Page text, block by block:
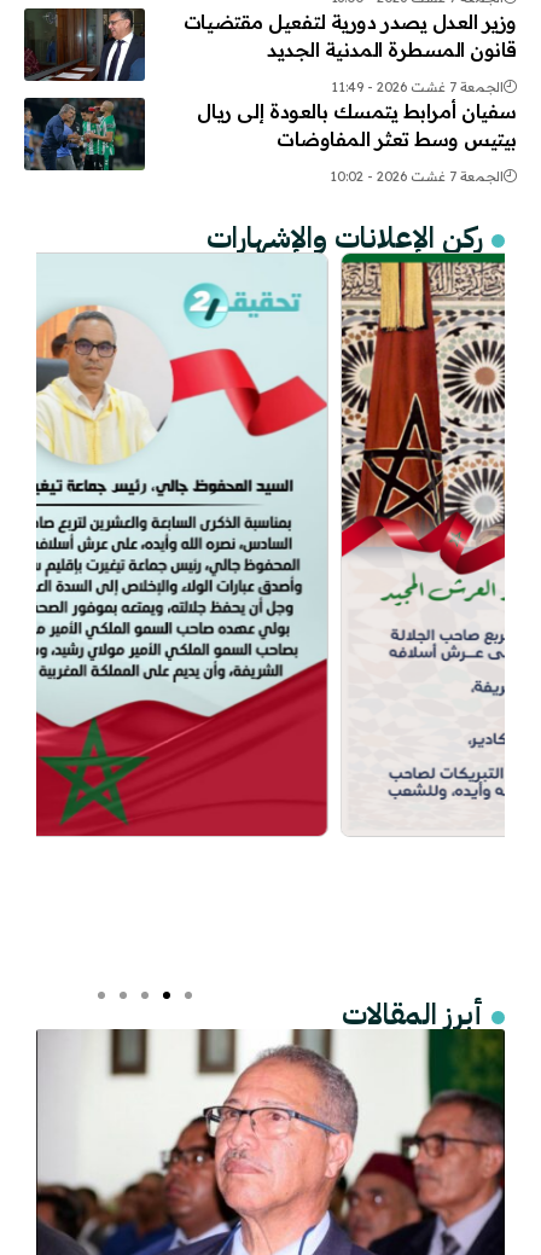
وزير العدل يصدر دورية لتفعيل مقتضيات
قانون المسطرة المدنية الجديد
الجمعة 7 غشت 2026 - 11:49
سفيان أمرابط يتمسك بالعودة إلى ريال
بيتيس وسط تعثر المفاوضات
الجمعة 7 غشت 2026 - 10:02
ركن الإعلانات والإشهارات
أبرز المقالات